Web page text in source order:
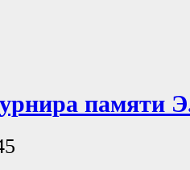
памяти